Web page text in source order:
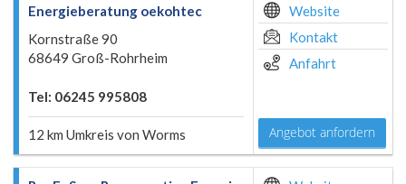
Energieberatung oekohtec
Kornstraße 90
68649 Groß-Rohrheim
Tel: 06245 995808
12 km Umkreis von Worms
Website
Kontakt
Anfahrt
Angebot anfordern